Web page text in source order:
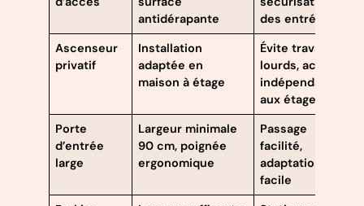
antidérapante
des entrées
Ascenseur
privatif
Installation
adaptée en
maison à étage
Évite travaux
lourds, accès
indépendant
aux étages
Porte
d’entrée
large
Largeur minimale
90 cm, poignée
ergonomique
Passage
facilité,
adaptation
facile